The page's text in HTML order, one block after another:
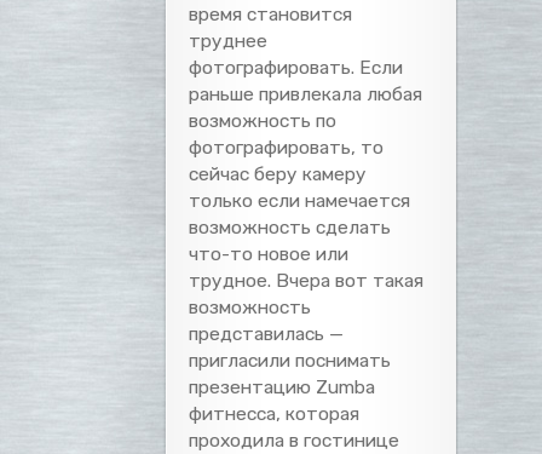
время становится
труднее
фотографировать. Если
раньше привлекала любая
возможность по
фотографировать, то
сейчас беру камеру
только если намечается
возможность сделать
что-то новое или
трудное. Вчера вот такая
возможность
представилась —
пригласили поснимать
презентацию Zumba
фитнесса, которая
проходила в гостинице